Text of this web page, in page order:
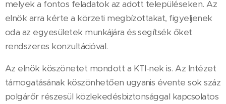
melyek a fontos feladatok az adott településeken. Az
elnök arra kérte a körzeti megbízottakat, figyeljenek
oda az egyesületek munkájára és segítsék őket
rendszeres konzultációval.
Az elnök köszönetet mondott a KTI-nek is. Az Intézet
támogatásának köszönhetően ugyanis évente sok száz
polgárőr részesül közlekedésbiztonsággal kapcsolatos